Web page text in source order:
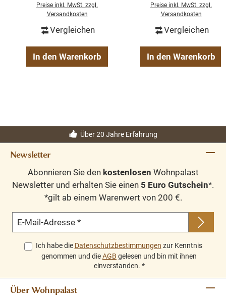
Preise inkl. MwSt. zzgl.
Versandkosten
Vergleichen
In den Warenkorb
Preise inkl. MwSt. zzgl.
Versandkosten
Vergleichen
In den Warenkorb
Über 20 Jahre Erfahrung
Newsletter
Abonnieren Sie den kostenlosen Wohnpalast
Newsletter und erhalten Sie einen 5 Euro Gutschein*.
*gilt ab einem Warenwert von 200 €.
E-Mail-Adresse *
Ich habe die Datenschutzbestimmungen zur Kenntnis
genommen und dieAGB gelesen und bin mit ihnen
einverstanden. *
Über Wohnpalast